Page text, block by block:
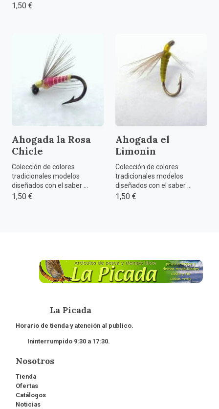
1,50 €
Ahogada la Rosa
Chicle
Colección de colores
tradicionales modelos
diseñados con el saber ...
1,50 €
Ahogada el
Limonin
Colección de colores
tradicionales modelos
diseñados con el saber ...
1,50 €
La Picada
Horario de tienda y atención al publico.
Ininterrumpido 9:30 a 17:30.
Nosotros
Tienda
Ofertas
Catálogos
Noticias